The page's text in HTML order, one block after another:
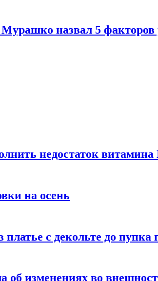
назвал 5 факторов
недостаток витамина
на осень
с декольте до
об изменениях во